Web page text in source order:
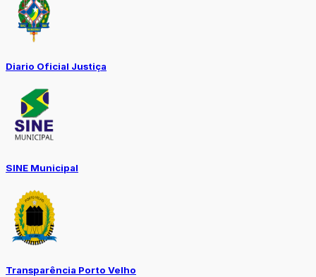
Diario Oficial Justiça
SINE Municipal
Transparência Porto Velho